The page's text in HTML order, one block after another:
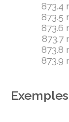
873.4
873.5
873.6
873.7
873.8
873.9